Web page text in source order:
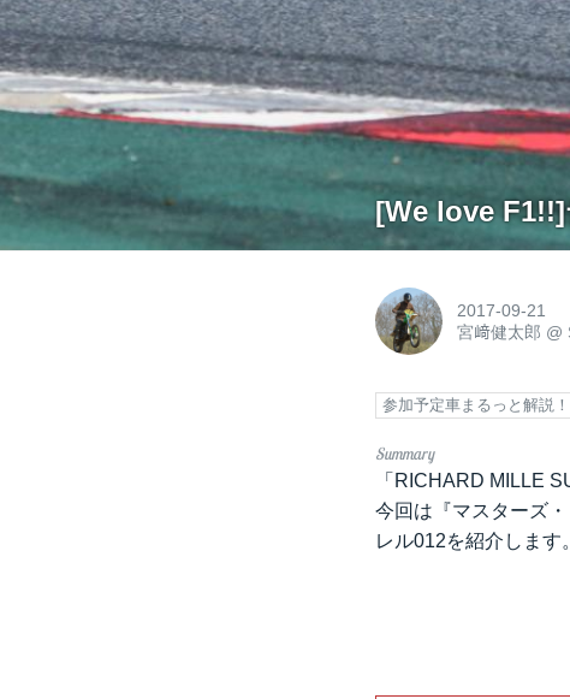
[We love F1!!]
2017-09-21
宮﨑健太郎 @
参加予定車まるっと解説！
「RICHARD MILLE
今回は『マスターズ
レル012を紹介します。